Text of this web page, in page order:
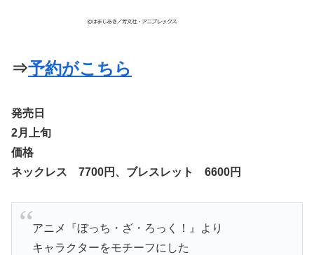
⇒予約がこちら
発売日
2月上旬
価格
ネックレス 7700円、ブレスレット 6600円
アニメ『ぼっち・ざ・ろっく！』より
キャラクターをモチーフにした